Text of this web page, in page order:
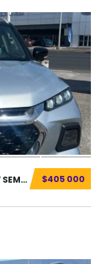
$405 000
SUZUKI GRAND VITARA GLX 2024 SUV SEMINUEVO.....